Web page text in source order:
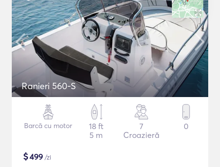
Ranieri 560-S
Barcă cu motor
18 ft
5 m
7
Croazieră
0
$499 /zi